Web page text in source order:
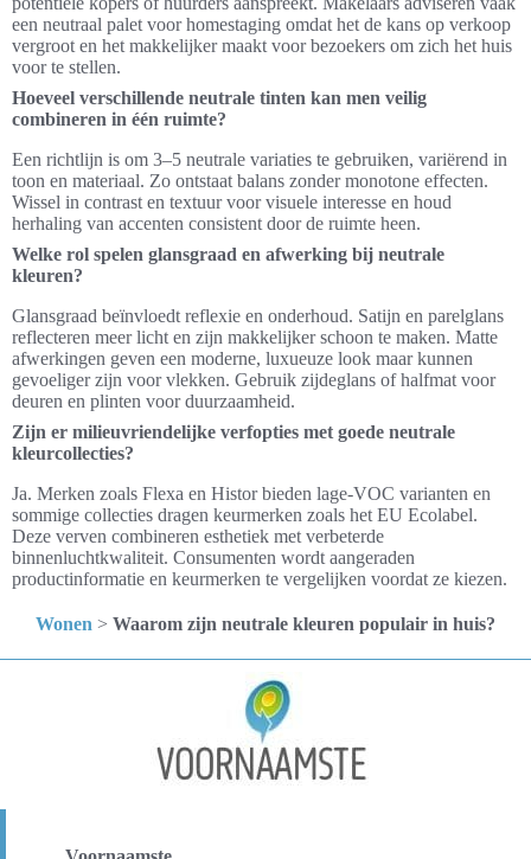
een neutraal palet voor homestaging omdat het de kans op verkoop
vergroot en het makkelijker maakt voor bezoekers om zich het huis
voor te stellen.
Hoeveel verschillende neutrale tinten kan men veilig
combineren in één ruimte?
Een richtlijn is om 3–5 neutrale variaties te gebruiken, variërend in
toon en materiaal. Zo ontstaat balans zonder monotone effecten.
Wissel in contrast en textuur voor visuele interesse en houd
herhaling van accenten consistent door de ruimte heen.
Welke rol spelen glansgraad en afwerking bij neutrale
kleuren?
Glansgraad beïnvloedt reflexie en onderhoud. Satijn en parelglans
reflecteren meer licht en zijn makkelijker schoon te maken. Matte
afwerkingen geven een moderne, luxueuze look maar kunnen
gevoeliger zijn voor vlekken. Gebruik zijdeglans of halfmat voor
deuren en plinten voor duurzaamheid.
Zijn er milieuvriendelijke verfopties met goede neutrale
kleurcollecties?
Ja. Merken zoals Flexa en Histor bieden lage-VOC varianten en
sommige collecties dragen keurmerken zoals het EU Ecolabel.
Deze verven combineren esthetiek met verbeterde
binnenluchtkwaliteit. Consumenten wordt aangeraden
productinformatie en keurmerken te vergelijken voordat ze kiezen.
Wonen > Waarom zijn neutrale kleuren populair in huis?